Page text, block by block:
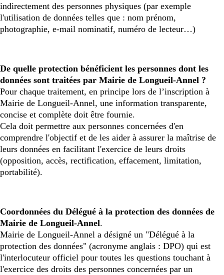
indirectement des personnes physiques (par exemple
l'utilisation de données telles que : nom prénom,
photographie, e-mail nominatif, numéro de lecteur…)
De quelle protection bénéficient les personnes dont les
données sont traitées par Mairie de Longueil-Annel ?
Pour chaque traitement, en principe lors de l’inscription à
Mairie de Longueil-Annel, une information transparente,
concise et complète doit être fournie.
Cela doit permettre aux personnes concernées d'en
comprendre l'objectif et de les aider à assurer la maîtrise de
leurs données en facilitant l'exercice de leurs droits
(opposition, accès, rectification, effacement, limitation,
portabilité).
Coordonnées du Délégué à la protection des données de
Mairie de Longueil-Annel.
Mairie de Longueil-Annel a désigné un "Délégué à la
protection des données" (acronyme anglais : DPO) qui est
l'interlocuteur officiel pour toutes les questions touchant à
l'exercice des droits des personnes concernées par un